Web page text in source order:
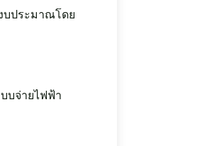
บประมาณโดย
บจ่ายไฟฟ้า